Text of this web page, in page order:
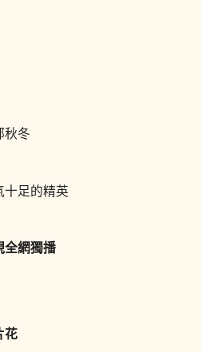
秋冬
十足的精英
全網獨播
花